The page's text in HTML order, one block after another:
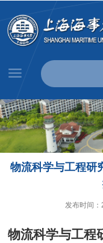
物流科学与工程研
发布时间
物流科学与工程